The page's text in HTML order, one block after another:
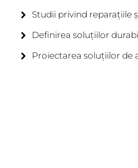
Studii privind reparațiile
Definirea soluțiilor
Proiectarea soluțiilor de